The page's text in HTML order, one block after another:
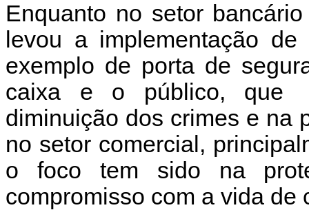
Enquanto no setor
levou a implementação
exemplo de porta de
caixa e o público, que
diminuição dos crimes e na
no setor comercial,
o foco tem sido na
compromisso com a vida de